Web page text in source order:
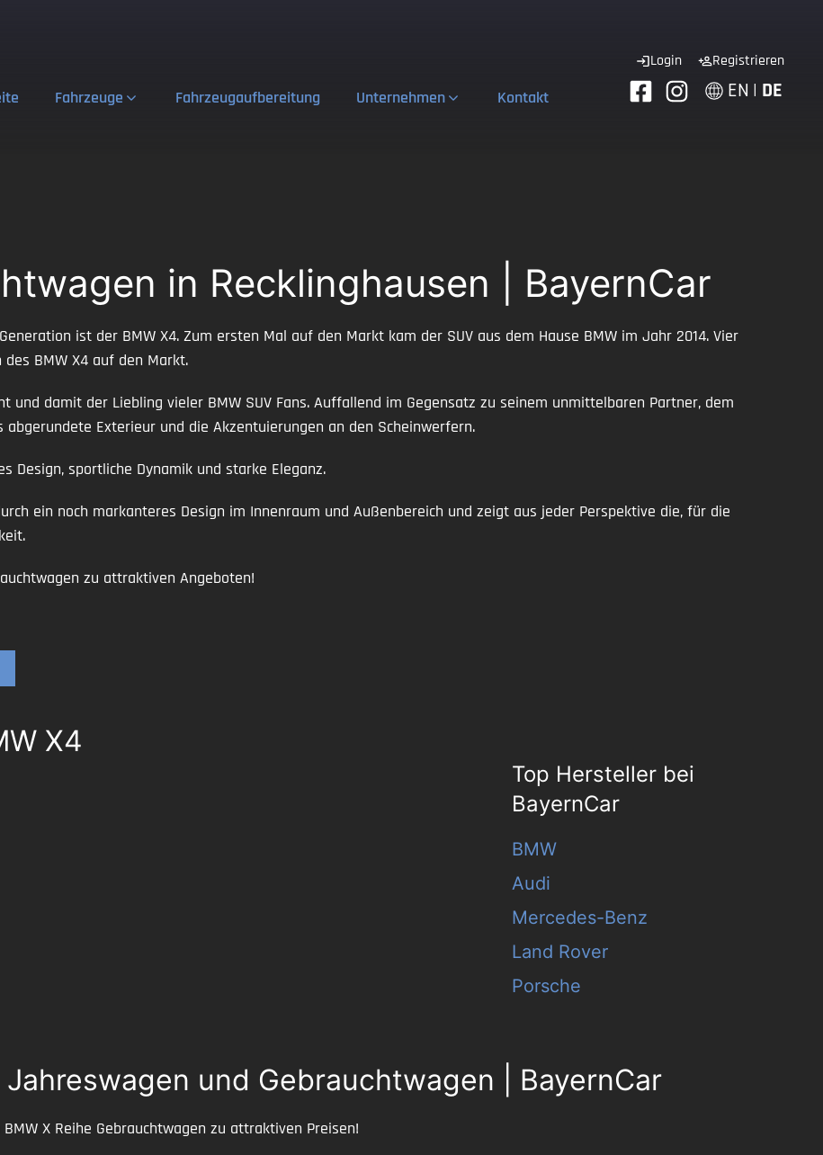
Fahrzeuge Fahrzeugaufbereitung Unternehmen Kontakt
Login Registrieren
EN | DE
in Recklinghausen | BayernCar
ist der BMW X4. Zum ersten Mal auf den Markt kam der SUV aus dem Hause BMW im Jahr 2014. Vier
BMW X4 auf den Markt.
und damit der Liebling vieler BMW SUV Fans. Auffallend im Gegensatz zu seinem unmittelbaren Partner, dem
abgerundete Exterieur und die Akzentuierungen an den Scheinwerfern.
Design, sportliche Dynamik und starke Eleganz.
ein noch markanteres Design im Innenraum und Außenbereich und zeigt aus jeder Perspektive die, für die
zu attraktiven Angeboten!
X4
Top Hersteller bei
BayernCar
BMW
Audi
Mercedes-Benz
Land Rover
Porsche
und Gebrauchtwagen | BayernCar
X Reihe Gebrauchtwagen zu attraktiven Preisen!